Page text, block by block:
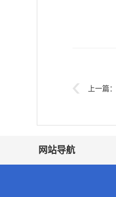
上一篇：
网站导航